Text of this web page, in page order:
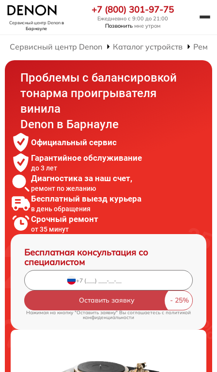
Сервисный центр Denonв
Барнауле
+7 (800) 301-97-75
Ежедневно с 9:00 до 21:00
Позвонить мне утром
Сервисный центр Denon Каталог устройств
Проблемы с балансировкой
тонарма проигрывателя
винила
Denon в Барнауле
Официальный сервис
Гарантийное обслуживание
до 3 лет
Диагностика за наш счет,
ремонт по желанию
Бесплатный выезд курьера
в день обращения
Срочный ремонт
от 35 минут
Бесплатная консультация со
специалистом
Оставить заявку
Нажимая на кнопку "Оставить заявку" Вы соглашаетесь c политикой
конфиденциальности